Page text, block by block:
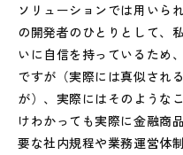
ソリューションでは用いら
の開発者のひとりとして、
いに自信を持っているため
ですが（実際には真似され
が）、実際にはそのような
けわかっても実際に金融商
要な社内規程や業務運営体